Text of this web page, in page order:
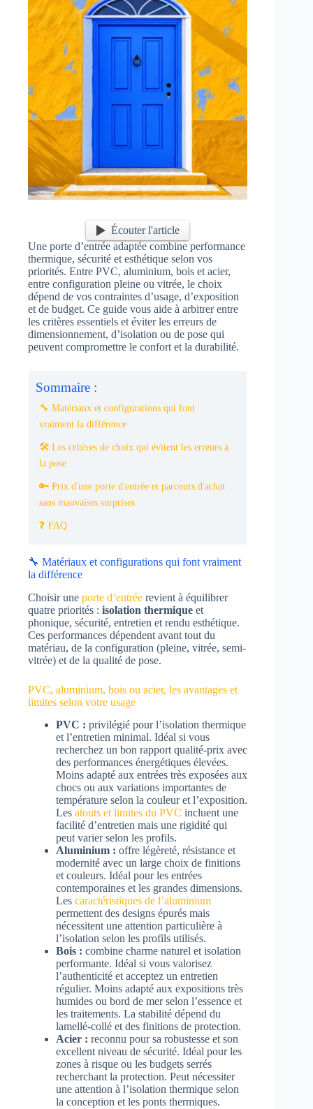
Écouter l'article
Une porte d’entrée adaptée combine performance
thermique, sécurité et esthétique selon vos
priorités. Entre PVC, aluminium, bois et acier,
entre configuration pleine ou vitrée, le choix
dépend de vos contraintes d’usage, d’exposition
et de budget. Ce guide vous aide à arbitrer entre
les critères essentiels et éviter les erreurs de
dimensionnement, d’isolation ou de pose qui
peuvent compromettre le confort et la durabilité.
Sommaire :
🔧 Matériaux et configurations qui font
vraiment la différence
🛠️ Les critères de choix qui évitent les erreurs à
la pose
🔑 Prix d'une porte d'entrée et parcours d'achat
sans mauvaises surprises
❓ FAQ
🔧 Matériaux et configurations qui font vraiment
la différence
Choisir une porte d’entrée revient à équilibrer
quatre priorités : isolation thermique et
phonique, sécurité, entretien et rendu esthétique.
Ces performances dépendent avant tout du
matériau, de la configuration (pleine, vitrée, semi-
vitrée) et de la qualité de pose.
PVC, aluminium, bois ou acier, les avantages et
limites selon votre usage
PVC : privilégié pour l’isolation thermique
et l’entretien minimal. Idéal si vous
recherchez un bon rapport qualité-prix avec
des performances énergétiques élevées.
Moins adapté aux entrées très exposées aux
chocs ou aux variations importantes de
température selon la couleur et l’exposition.
Les atouts et limites du PVC incluent une
facilité d’entretien mais une rigidité qui
peut varier selon les profils.
Aluminium : offre légèreté, résistance et
modernité avec un large choix de finitions
et couleurs. Idéal pour les entrées
contemporaines et les grandes dimensions.
Les caractéristiques de l’aluminium
permettent des designs épurés mais
nécessitent une attention particulière à
l’isolation selon les profils utilisés.
Bois : combine charme naturel et isolation
performante. Idéal si vous valorisez
l’authenticité et acceptez un entretien
régulier. Moins adapté aux expositions très
humides ou bord de mer selon l’essence et
les traitements. La stabilité dépend du
lamellé-collé et des finitions de protection.
Acier : reconnu pour sa robustesse et son
excellent niveau de sécurité. Idéal pour les
zones à risque ou les budgets serrés
recherchant la protection. Peut nécessiter
une attention à l’isolation thermique selon
la conception et les ponts thermiques.